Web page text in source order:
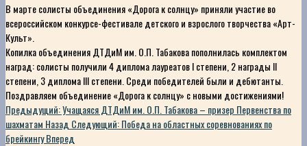
В марте солисты объединения «Дорога к солнцу» приняли участие во
всероссийском конкурсе-фестивале детского и взрослого творчества «Арт-
Культ».
Копилка объединения ДТДиМ им. О.П. Табакова пополнилась комплектом
наград: солисты получили 4 диплома лауреатов I степени, 2 награды II
степени, 3 диплома III степени. Среди победителей были и дебютанты.
Поздравляем объединение «Дорога к солнцу» с новыми достижениями!
Предыдущий: Учащаяся ДТДиМ им. О.П. Табакова – призер Первенства по
шахматам Назад Следующий: Победа на областных соревнованиях по
брейкингуВперед